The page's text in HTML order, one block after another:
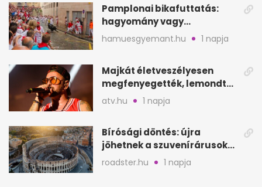
Pamplonai bikafuttatás:
hagyomány vagy
értelmetlen vérontás?
hamuesgyemant.hu 1 napja
Majkát életveszélyesen
megfenyegették, lemondta
a sepsiszentgyörgyi
atv.hu 1 napja
Bírósági döntés: újra
jöhetnek a szuvenírárusok
Európa ikonikus helyére
roadster.hu 1 napja